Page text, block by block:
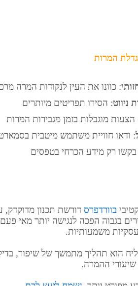
המרות
: כוונו את העין לנקודות המרה
ניווט: הסירו תפריטים מיותרים
הצעות מוגבלות בזמן מגבירות המרות
: ודאו חוויית משתמש מיטבית
רק מידע הכרחי בטפסים
בוורדפרס דורשת תכנון מדוקדק,
בגבוה הפכה לנגישה יותר מאי
משמעותיות.
הוא תהליך מתמשך של שיפור,
ההמרה.